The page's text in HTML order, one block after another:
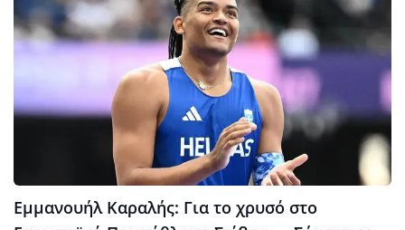
Εμμανουήλ Καραλής: Για το χρυσό στο